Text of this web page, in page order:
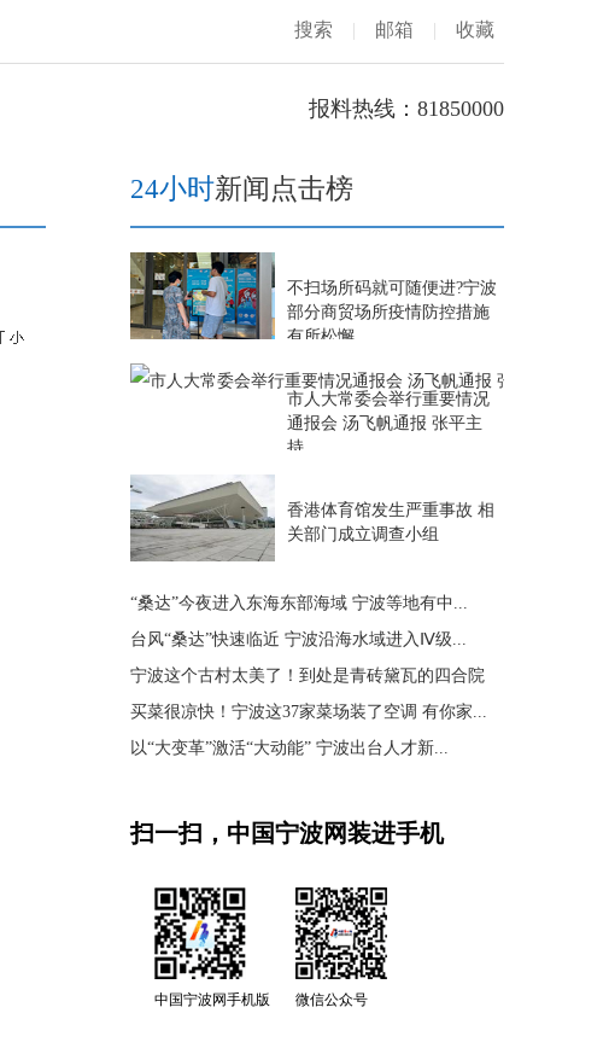
搜索 | 邮箱 | 收藏
报料热线：81850000
24小时新闻点击榜
不扫场所码就可随便进?宁波
部分商贸场所疫情防控措施
有所松懈
市人大常委会举行重要情况
通报会 汤飞帆通报 张平主
持
香港体育馆发生严重事故 相
关部门成立调查小组
“桑达”今夜进入东海东部海域 宁波等地有中...
台风“桑达”快速临近 宁波沿海水域进入Ⅳ级...
宁波这个古村太美了！到处是青砖黛瓦的四合院
买菜很凉快！宁波这37家菜场装了空调 有你家...
以“大变革”激活“大动能” 宁波出台人才新...
扫一扫，中国宁波网装进手机
中国宁波网手机版 微信公众号